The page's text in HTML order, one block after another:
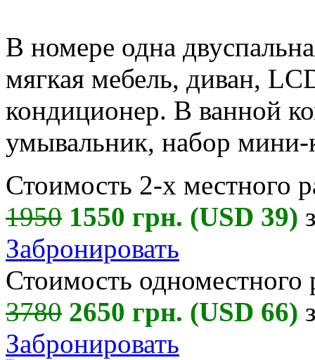
В номере одна
мягкая мебель, диван,
кондиционер. В ванной
умывальник, набор мини-
Стоимость 2-х местного
1950 1550 грн. (USD 39)
Забронировать
Стоимость одноместного
3780 2650 грн. (USD 66)
Забронировать